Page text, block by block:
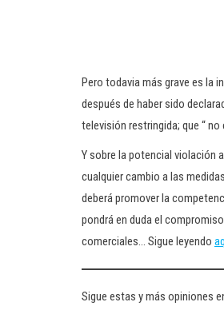
Pero todavia más grave es la
después de haber sido
televisión restringida; que “ no
Y sobre la potencial violación
cualquier cambio a las
deberá promover la
pondrá en duda el
comerciales… Sigue leyendo
Sigue estas y más opiniones